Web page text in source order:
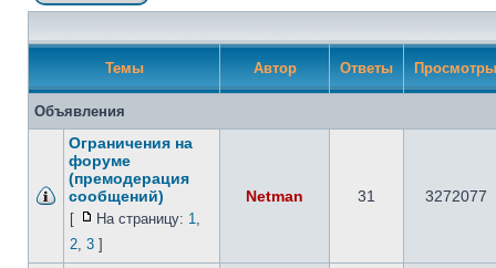
Темы Автор Ответы
Объявления
Ограничения на
форуме
(премодерация
сообщений)
[ На страницу: 1,
2, 3 ]
Netman 31 3272077